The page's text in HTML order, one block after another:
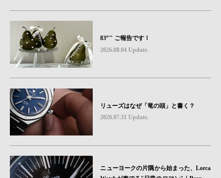
83º'" ご報告です！
2026.08.04 Update.
リューズはなぜ「竜の頭」と書く？
2026.07.31 Update.
ニューヨークの片隅から始まった、Lorca